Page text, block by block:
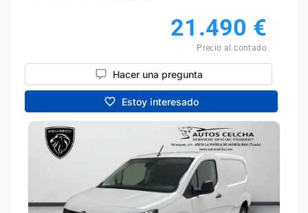
21.490 €
Precio al contado
Hacer una pregunta
Estoy interesado